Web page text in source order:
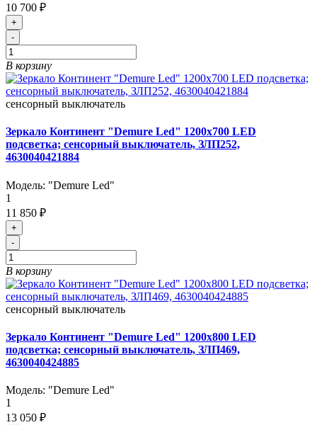
10 700 ₽
+
-
В корзину
сенсорный выключатель
Зеркало Континент "Demure Led" 1200х700 LED
подсветка; сенсорный выключатель, ЗЛП252,
4630040421884
Модель: "Demure Led"
1
11 850 ₽
+
-
В корзину
сенсорный выключатель
Зеркало Континент "Demure Led" 1200х800 LED
подсветка; сенсорный выключатель, ЗЛП469,
4630040424885
Модель: "Demure Led"
1
13 050 ₽